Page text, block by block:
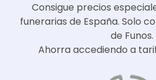
Consigue precios
funerarias de España. Solo
de Funos.
Ahorra accediendo a